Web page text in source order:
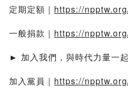
定期定額｜ https://
一般捐款｜ https://
► 加入我們，與時代力量一起
加入黨員｜ https://